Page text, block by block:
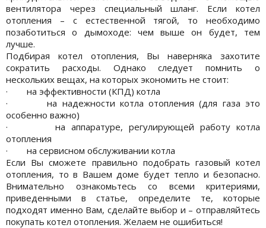
вентилятора через специальный шланг. Если котел
отопления – с естественной тягой, то необходимо
позаботиться о дымоходе: чем выше он будет, тем
лучше.
Подбирая котел отопления, Вы наверняка захотите
сократить расходы. Однако следует помнить о
нескольких вещах, на которых экономить не стоит:
· на эффективности (КПД) котла
· на надежности котла отопления (для газа это
особенно важно)
· на аппаратуре, регулирующей работу котла
отопления
· на сервисном обслуживании котла
Если Вы сможете правильно подобрать газовый котел
отопления, то в Вашем доме будет тепло и безопасно.
Внимательно ознакомьтесь со всеми критериями,
приведенными в статье, определите те, которые
подходят именно Вам, сделайте выбор и – отправляйтесь
покупать котел отопления. Желаем не ошибиться!